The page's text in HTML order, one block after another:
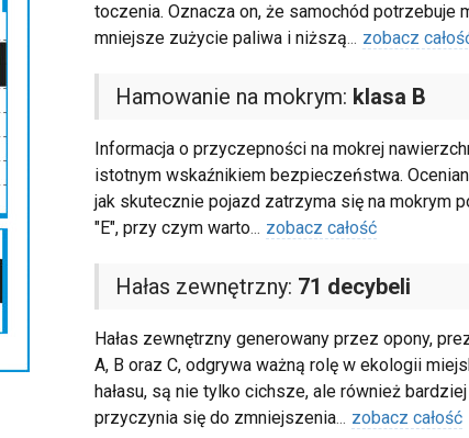
toczenia. Oznacza on, że samochód potrzebuje
mniejsze zużycie paliwa i niższą... zobacz
Hamowanie na mokrym: klasa B
Informacja o przyczepności na mokrej
istotnym wskaźnikiem bezpieczeństwa.
jak skutecznie pojazd zatrzyma się na mokrym
"E", przy czym warto... zobacz całość
Hałas zewnętrzny: 71 decybeli
Hałas zewnętrzny generowany przez opony,
A, B oraz C, odgrywa ważną rolę w ekologii
hałasu, są nie tylko cichsze, ale również
przyczynia się do zmniejszenia... zobacz całość